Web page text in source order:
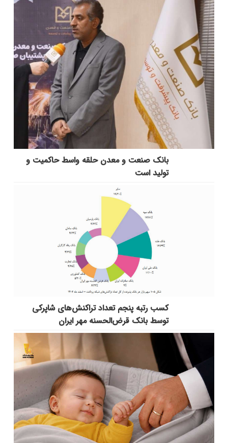
بانك صنعت و معدن حلقه واسط حاكمیت و
تولید است
کسب رتبه پنجم تعداد تراکنش‌های شاپرکی
توسط بانک قرض‌الحسنه مهر ایران